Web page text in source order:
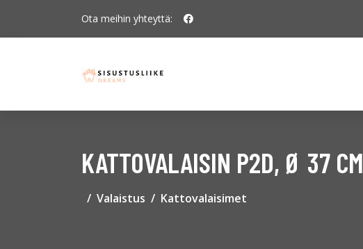
Ota meihin yhteyttä:
KATTOVALAISIN P2D, Ø 37
Valaistus Kattovalaisimet